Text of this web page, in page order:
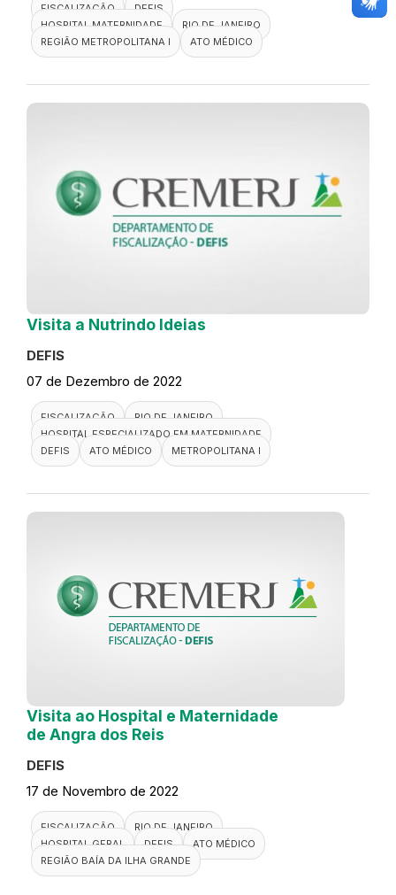
FISCALIZAÇÃO
DEFIS
HOSPITAL MATERNIDADE
RIO DE JANEIRO
REGIÃO METROPOLITANA I
ATO MÉDICO
Visita a Nutrindo Ideias
DEFIS
07 de Dezembro de 2022
FISCALIZAÇÃO
RIO DE JANEIRO
HOSPITAL ESPECIALIZADO EM MATERNIDADE
DEFIS
ATO MÉDICO METROPOLITANA I
Visita ao Hospital e Maternidade
de Angra dos Reis
DEFIS
17 de Novembro de 2022
FISCALIZAÇÃO
RIO DE JANEIRO
HOSPITAL GERAL
DEFIS
ATO MÉDICO
REGIÃO BAÍA DA ILHA GRANDE